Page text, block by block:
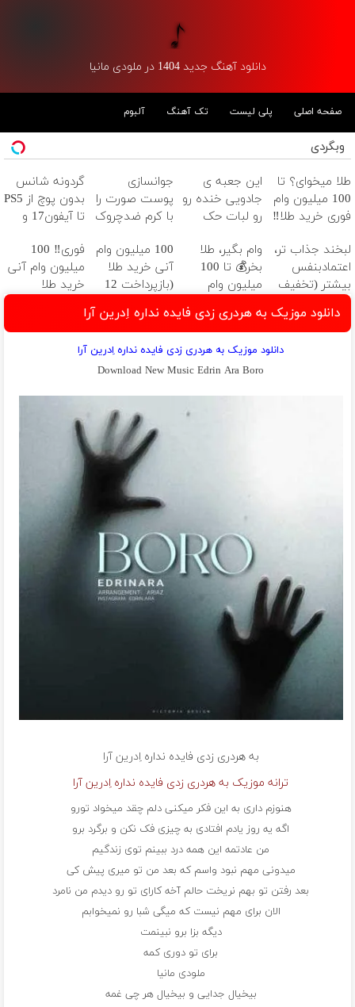
دانلود آهنگ جدید 1404 در ملودی مانیا
صفحه اصلی پلی لیست تک آهنگ آلبوم
وبگردی
طلا میخوای؟ تا
100 میلیون وام
فوری خرید طلا‼️
این جعبه ی
جادویی خنده رو
رو لبات حک
خرید40%تخفیف
جوانسازی
پوست صورت را
با کرم ضدچروک
کنید!
گردونه شانس
بدون پوچ از PS5
تا آیفون17 و
لبخند جذاب تر،
اعتمادبنفس
بیشتر (تخفیف
تا امشب)
وام بگیر، طلا
بخر💰 تا 100
میلیون وام
ضامن
100 میلیون وام
آنی خرید طلا
(بازپرداخت 12
فوری‼️ 100
میلیون وام آنی
خرید طلا
دانلود موزیک به هردری زدی فایده نداره اِدرین آرا
دانلود موزیک به هردری زدی فایده نداره اِدرین آرا
Download New Music Edrin Ara Boro
به هردری زدی فایده ندارهاِدرین آرا
ترانه موزیک به هردری زدی فایده نداره اِدرین آرا
هنوزم داری به این فکر میکنی دلم چقد میخواد تورو
اگه یه روز یادم افتادی به چیزی فک نکن و برگرد برو
من عادتمه این همه درد ببینم توی زندگیم
میدونی مهم نبود واسم که بعد من تو میری پیش کی
بعد رفتن تو بهم نریخت حالم آخه کارای تو رو دیدم من نامرد
الان برای مهم نیست که میگی شبا رو نمیخوابم
دیگه بزا برو نبینمت
برای تو دوری کمه
ملودی مانیا
بیخیال جدایی و بیخیال هر چی غمه